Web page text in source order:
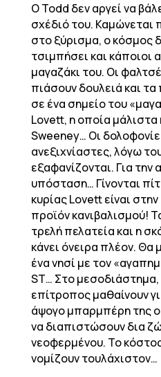
Ο Todd δεν αργεί να
σχέδιό του. Καμώνεται
στο ξύρισμα, ο κόσμος
τσιμπήσει και κάποιοι
μαγαζάκι του. Οι
πιάσουν δουλειά και
σε ένα σημείο του
Lovett, η οποία μάλιστα
Sweeney… Οι
ανεξιχνίαστες, λόγω
εξαφανίζονται. Για την
υπόσταση… Γίνονται
κυρίας Lovett είναι
προϊόν κανιβαλισμού!
τρελή πελατεία και η
κάνει όνειρα πλέον. Θα
ένα νησί με τον
ST… Στο μεσοδιάστημα,
επίτροπος μαθαίνουν
άψογο μπαρμπέρη της
να διαπιστώσουν δια
νεοφερμένου. Το
νομίζουν τουλάχιστον…